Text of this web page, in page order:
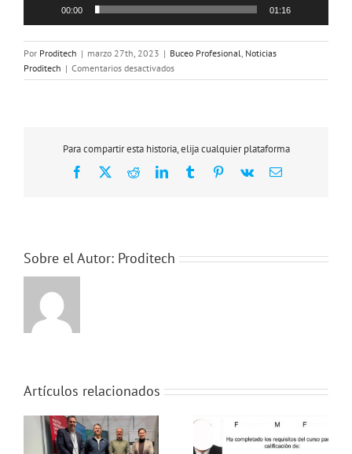
00:00 01:16
Por Proditech | marzo 27th, 2023 | Buceo Profesional Noticias
Proditech | Comentarios desactivadosen
Curso
Marinos
Para compartir esta historia, elija cualquier plataforma
Facebook
X RedditLinkedInTumblrPinterest
Vk
Correo
Sobre el Autor: Proditech
Artículos relacionados